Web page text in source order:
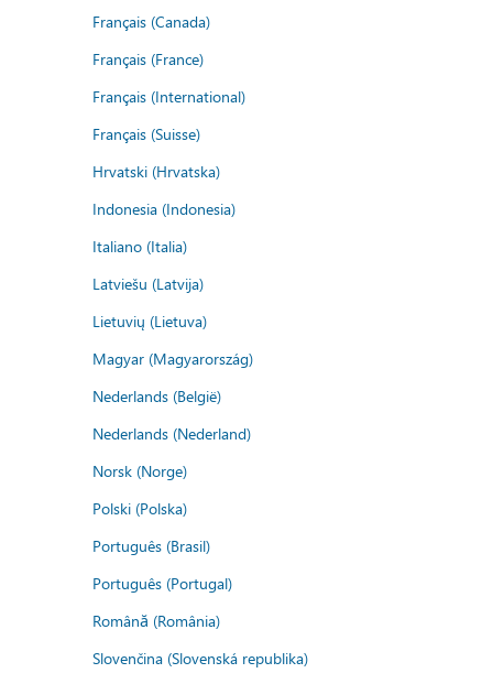
Français (Canada)
Français (France)
Français (International)
Français (Suisse)
Hrvatski (Hrvatska)
Indonesia (Indonesia)
Italiano (Italia)
Latviešu (Latvija)
Lietuvių (Lietuva)
Magyar (Magyarország)
Nederlands (België)
Nederlands (Nederland)
Norsk (Norge)
Polski (Polska)
Português (Brasil)
Português (Portugal)
Română (România)
Slovenčina (Slovenská republika)